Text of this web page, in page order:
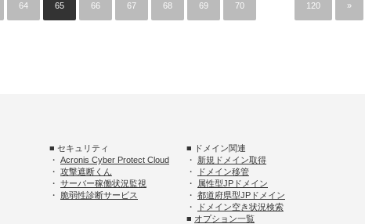
64 65 66 67 68 69 70 120 »
■ セキュリティ
■ ドメイン関連
・ Acronis Cyber Protect Cloud ・ 新規ドメイン取得
・ 攻撃遮断くん ・
ドメイン移管
・ サーバー稼働状況監視 ・
属性型JPドメイン
・ 脆弱性診断サービス ・ 都道府県型JPドメイン
・
ドメイン空き状況検索
■ オプション一覧